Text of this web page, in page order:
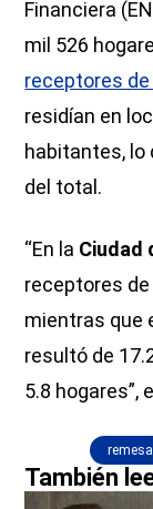
Financiera
mil 526
receptores
residían en
habitantes, lo
del total.
“En la Ciudad
receptores
mientras que
resultó de
5.8 hogares”,
También